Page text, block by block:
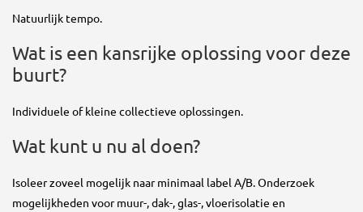
Natuurlijk tempo.
Wat is een kansrijke oplossing voor deze
buurt?
Individuele of kleine collectieve oplossingen.
Wat kunt u nu al doen?
Isoleer zoveel mogelijk naar minimaal label A/B. Onderzoek
mogelijkheden voor muur-, dak-, glas-, vloerisolatie en